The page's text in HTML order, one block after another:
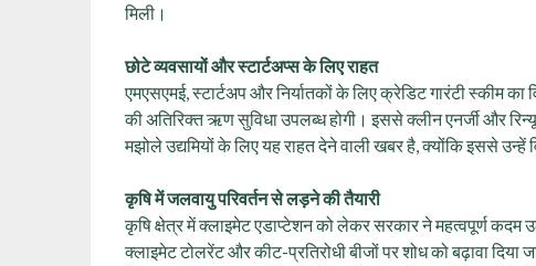
मिली।
छोटे व्यवसायों और स्टार्टअप्स के लिए राहत
एमएसएमई, स्टार्टअप और निर्यातकों के लिए क्रेडिट गारंटी स्कीम
की अतिरिक्त ऋण सुविधा उपलब्ध होगी। इससे क्लीन एनर्जी और
मझोले उद्यमियों के लिए यह राहत देने वाली खबर है, क्योंकि इससे उन्हें
कृषि में जलवायु परिवर्तन से लड़ने की तैयारी
कृषि क्षेत्र में क्लाइमेट एडाप्टेशन को लेकर सरकार ने महत्वपूर्ण
क्लाइमेट टोलरेंट और कीट-प्रतिरोधी बीजों पर शोध को बढ़ावा दिया